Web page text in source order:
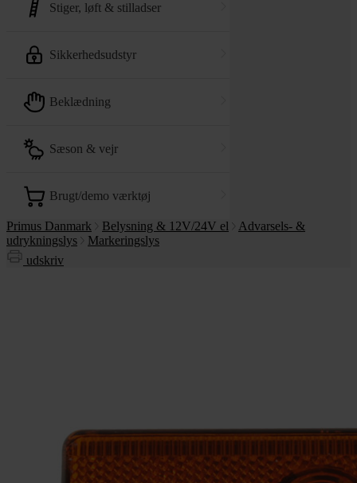
stiger, løft & stilladser
sikkerhedsudstyr
beklædning
sæson & vejr
brugt/demo værktøj
Primus Danmark Belysning & 12V/24V el
Advarsels- &
udrykningslys
Markeringslys
udskriv